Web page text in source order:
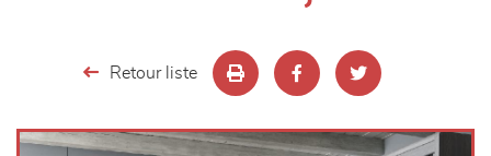
Retour liste